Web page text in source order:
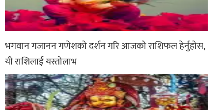
भगवान गजानन गणेशको दर्शन गरि आजको राशिफल हेर्नुहोस,
यी राशिलाई यस्तोलाभ